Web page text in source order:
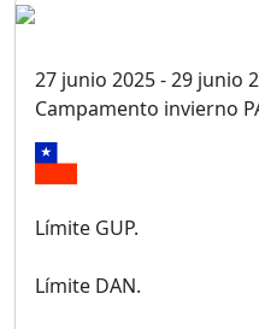
27 junio 2025 - 29 junio
Campamento invierno
Límite GUP.
Límite DAN.